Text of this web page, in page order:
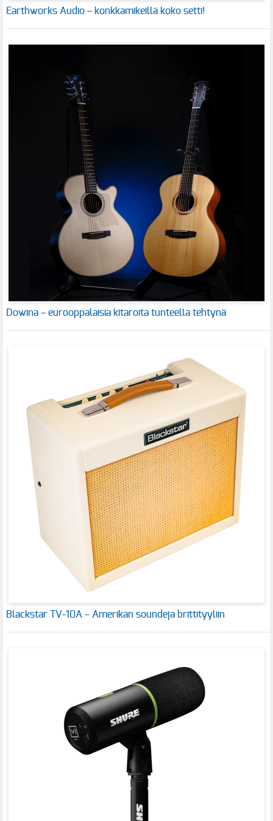
Earthworks Audio – konkkamikeillä koko setti!
Dowina – eurooppalaisia kitaroita tunteella tehtynä
Blackstar TV-10A – Amerikan soundeja brittityyliin